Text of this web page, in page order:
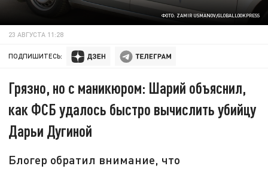
ФОТО: ZAMIR USMANOV/GLOBALLOOKPRESS
23 АВГУСТА 11:28
ПОДПИШИТЕСЬ:
Грязно, но с маникюром: Шарий объяснил,
как ФСБ удалось быстро вычислить убийцу
Дарьи Дугиной
Блогер обратил внимание, что